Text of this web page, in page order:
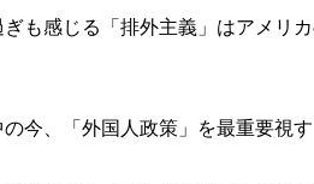
も感じる「排外主義」はアメリ
今、「外国人政策」を最重要視す